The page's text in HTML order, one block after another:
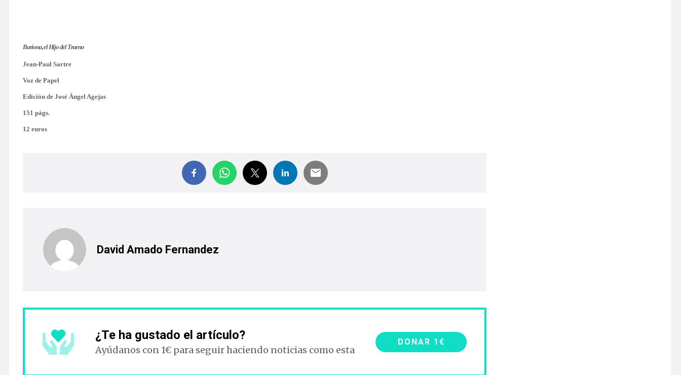
Bariona, el Hijo del Trueno
Jean-Paul Sartre
Voz de Papel
Edición de José Ángel Agejas
151 págs.
12 euros
David Amado Fernandez
¿Te ha gustado el artículo?
Ayúdanos con 1€ para seguir haciendo noticias como esta
DONAR 1€